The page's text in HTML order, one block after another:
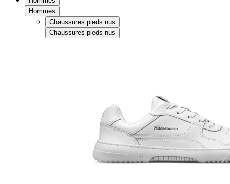
Hommes
Chaussures pieds nus
Chaussures pieds nus